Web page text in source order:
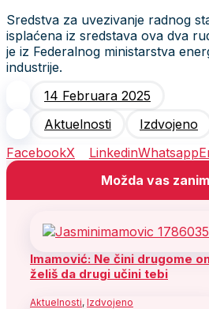
Sredstva za uvezivanje radnog
isplaćena iz sredstava ova dva
je iz Federalnog ministarstva
industrije.
14 Februara 2025
Aktuelnosti
Izdvojeno
FacebookX LinkedinWhatsapp
Možda vas
Imamović: Ne čini drugome
želiš da drugi učini tebi
Aktuelnosti, Izdvojeno